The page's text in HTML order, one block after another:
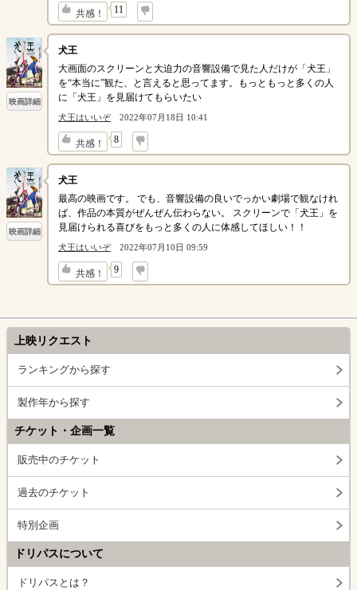
共感！ 11
↓
映画詳細
犬王
大画面のスクリーンと大迫力の音響設備で見た人だけが「犬王」
を“本当に”観た、と言えると思ってます。もっともっと多くの人
に「犬王」を見届けてもらいたい
犬王はいいぞ 2022年07月18日 10:41
共感！ 8
↓
映画詳細
犬王
最高の映画です。 でも、音響設備の良いでっかい劇場で観なけれ
ば、作品の本質がぜんぜん伝わらない。 スクリーンで「犬王」を
見届けられる喜びをもっと多くの人に体感してほしい！！
犬王はいいぞ 2022年07月10日 09:59
共感！ 9
↓
上映リクエスト
ランキングから探す
製作年から探す
チケット・企画一覧
販売中のチケット
過去のチケット
特別企画
ドリパスについて
ドリパスとは？